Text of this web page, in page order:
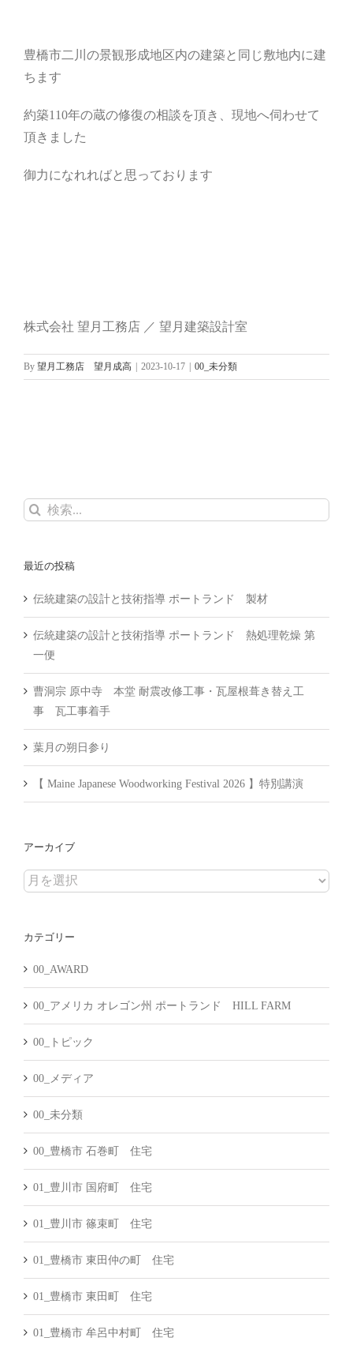
豊橋市二川の景観形成地区内の建築と同じ敷地内に建
ちます
約築110年の蔵の修復の相談を頂き、現地へ伺わせて
頂きました
御力になれればと思っております
株式会社 望月工務店 ／ 望月建築設計室
By 望月工務店 望月成高 2023-10-17 00_未分類
検
最近の投稿
伝統建築の設計と技術指導 ポートランド 製材
伝統建築の設計と技術指導 ポートランド 熱処理乾燥 第
一便
曹洞宗 原中寺 本堂 耐震改修工事・瓦屋根葺き替え工
事 瓦工事着手
葉月の朔日参り
【 Maine Japanese Woodworking Festival 2026 】特別講演
アーカイブ
ア
イ
カテゴリー
00_AWARD
00_アメリカ オレゴン州 ポートランド HILL FARM
00_トピック
00_メディア
00_未分類
00_豊橋市 石巻町 住宅
01_豊川市 国府町 住宅
01_豊川市 篠束町 住宅
01_豊橋市 東田仲の町 住宅
01_豊橋市 東田町 住宅
01_豊橋市 牟呂中村町 住宅